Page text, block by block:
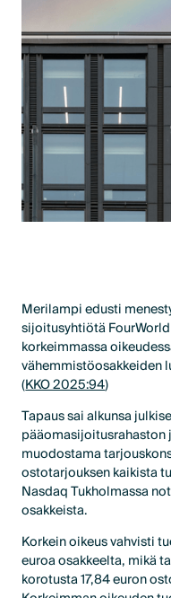
Merilampi edusti
sijoitusyhtiötä
korkeimmassa
vähemmistöosakkeiden
(KKO 2025:94)
Tapaus sai alkunsa
pääomasijoitusrahaston
muodostama
ostotarjouksen kaikista
Nasdaq Tukholmassa
osakkeista.
Korkein oikeus vahvisti
euroa osakkeelta, mikä
korotusta 17,84 euron